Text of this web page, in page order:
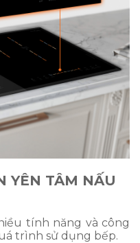
YÊN TÂM NẤU
tính năng và công
trình sử dụng bếp.